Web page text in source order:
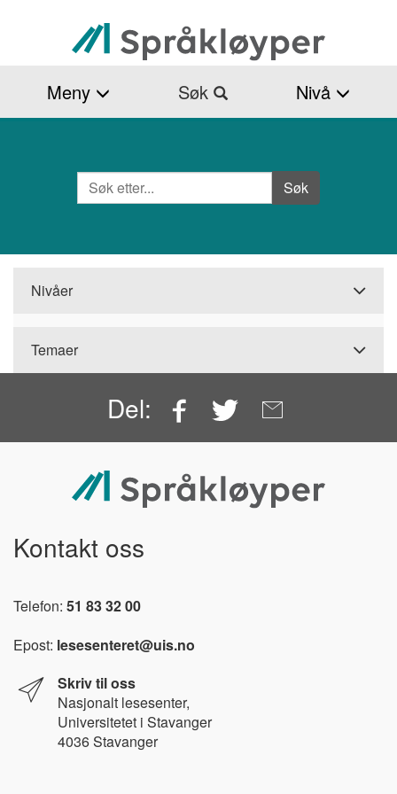
hovedinnhold
Meny Søk Nivå
Søk
Nivåer
Temaer
Del: Facebook
Twitter
Kontakt oss
Telefon: 51 83 32 00
Epost: lesesenteret@uis.no
Skriv til oss
Nasjonalt lesesenter,
Universitetet i Stavanger
4036 Stavanger